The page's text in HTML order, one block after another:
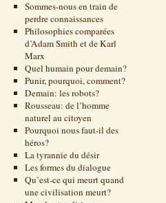
Sommes-nous en train de
perdre connaissances
Philosophies comparées
d’Adam Smith et de Karl
Marx
Quel humain pour demain?
Punir, pourquoi, comment?
Demain: les robots?
Rousseau: de l’homme
naturel au citoyen
Pourquoi nous faut-il des
héros?
La tyrannie du désir
Les formes du dialogue
Qu’est-ce qui meurt quand
une civilisation meurt?